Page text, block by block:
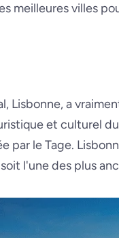
meilleures villes
Lisbonne, a
et culturel
par le Tage.
l'une des plus